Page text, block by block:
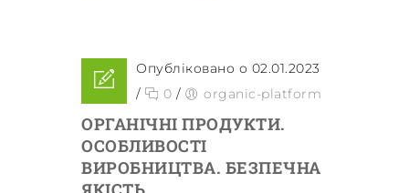
Опубліковано о 02.01.2023
/
0 / organic-platform
ОРГАНІЧНІ ПРОДУКТИ.
ОСОБЛИВОСТІ
ВИРОБНИЦТВА. БЕЗПЕЧНА